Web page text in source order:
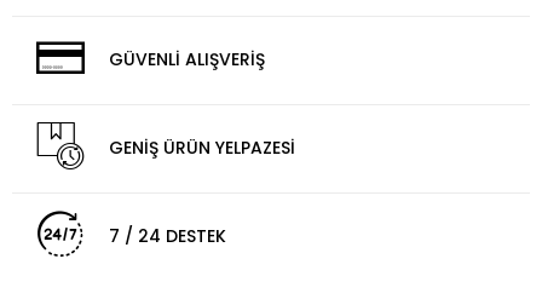
GÜVENLİ ALIŞVERİŞ
GENİŞ ÜRÜN YELPAZESİ
7 / 24 DESTEK